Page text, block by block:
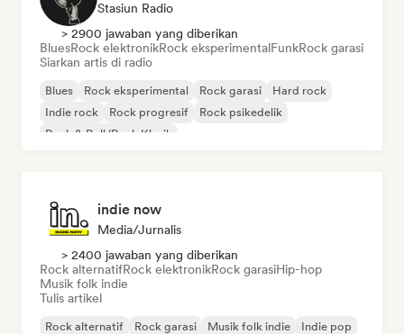
Stasiun Radio
> 2900 jawaban yang diberikan
BluesRock elektronikRock eksperimentalFunkRock garasi
Siarkan artis di radio
Blues Rock eksperimental Rock garasi
Hard rock
Indie rock
Rock progresif
Rock psikedelik
Rock & Roll/Rock Klasik
indie now
Media/Jurnalis
> 2400 jawaban yang diberikan
Rock alternatifRock elektronikRock garasiHip-hop
Musik folk indie
Tulis artikel
Rock alternatif Rock garasi Musik folk indie
Indie pop